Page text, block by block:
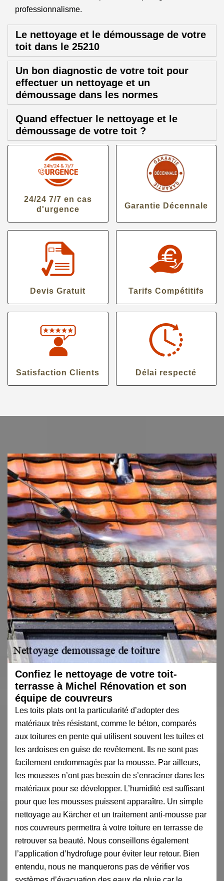
professionnalisme.
Le nettoyage et le démoussage de votre
toit dans le 25210
Un bon diagnostic de votre toit pour
effectuer un nettoyage et un
démoussage dans les normes
Quand effectuer le nettoyage et le
démoussage de votre toit ?
24/24 7/7 en cas
d'urgence
Garantie Décennale
Devis Gratuit Tarifs Compétitifs
Satisfaction Clients Délai respecté
Confiez le nettoyage de votre toit-
terrasse à Michel Rénovation et son
équipe de couvreurs
Les toits plats ont la particularité d’adopter des
matériaux très résistant, comme le béton, comparés
aux toitures en pente qui utilisent souvent les tuiles et
les ardoises en guise de revêtement. Ils ne sont pas
facilement endommagés par la mousse. Par ailleurs,
les mousses n’ont pas besoin de s’enraciner dans les
matériaux pour se développer. L’humidité est suffisant
pour que les mousses puissent apparaître. Un simple
nettoyage au Kärcher et un traitement anti-mousse par
nos couvreurs permettra à votre toiture en terrasse de
retrouver sa beauté. Nous conseillons également
l’application d’hydrofuge pour éviter leur retour. Bien
entendu, nous ne manquerons pas de vérifier vos